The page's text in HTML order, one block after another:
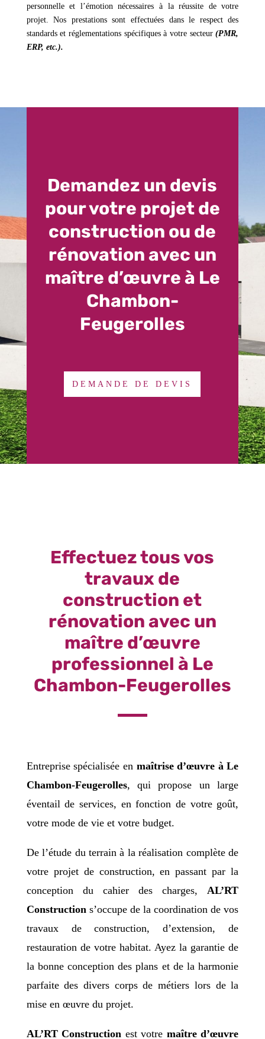
personnelle et l’émotion nécessaires à la réussite de votre
projet. Nos prestations sont effectuées dans le respect des
standards et réglementations spécifiques à votre secteur(PMR,
ERP, etc.).
Demandez un devis
pour votre projet de
construction ou de
rénovation avec un
maître d’œuvre à Le
Chambon-
Feugerolles
DEMANDE DE DEVIS
Effectuez tous vos
travaux de
construction et
rénovation avec un
maître d’œuvre
professionnel à Le
Chambon-Feugerolles
Entreprise spécialisée en maîtrise d’œuvre à Le
Chambon-Feugerolles, qui propose un large
éventail de services, en fonction de votre goût,
votre mode de vie et votre budget.
De l’étude du terrain à la réalisation complète de
votre projet de construction, en passant par la
conception du cahier des charges, AL’RT
Construction s’occupe de la coordination de vos
travaux de construction, d’extension, de
restauration de votre habitat. Ayez la garantie de
la bonne conception des plans et de la harmonie
parfaite des divers corps de métiers lors de la
mise en œuvre du projet.
AL’RT Construction est votre maître d’œuvre